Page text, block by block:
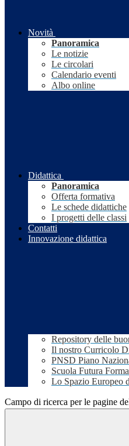
Novità
Panoramica
Le notizie
Le circolari
Calendario eventi
Albo online
Didattica
Panoramica
Offerta formativa
Le schede didattiche
I progetti delle classi
Contatti
Innovazione didattica
Repository delle
Il nostro Curricolo
PNSD Piano
Scuola Futura
Lo Spazio Europeo
Campo di ricerca per le pagine